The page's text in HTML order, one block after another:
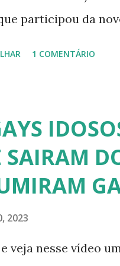
participou da
ser feliz, e não
o programa "A
loira também
ex-jogador
1 COMENTÁRIO
SAIRAM
2023
veja nesse vídeo